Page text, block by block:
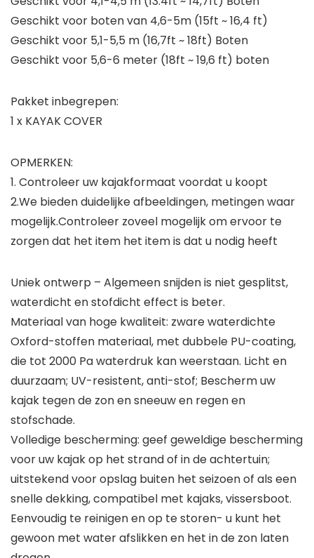
Geschikt voor boten van 4,6-5m (15ft ~ 16,4 ft)
Geschikt voor 5,1-5,5 m (16,7ft ~ 18ft) Boten
Geschikt voor 5,6-6 meter (18ft ~ 19,6 ft) boten
Pakket inbegrepen:
1 x KAYAK COVER
OPMERKEN:
1. Controleer uw kajakformaat voordat u koopt
2.We bieden duidelijke afbeeldingen, metingen waar
mogelijk.Controleer zoveel mogelijk om ervoor te
zorgen dat het item het item is dat u nodig heeft
Uniek ontwerp – Algemeen snijden is niet gesplitst,
waterdicht en stofdicht effect is beter.
Materiaal van hoge kwaliteit: zware waterdichte
Oxford-stoffen materiaal, met dubbele PU-coating,
die tot 2000 Pa waterdruk kan weerstaan. Licht en
duurzaam; UV-resistent, anti-stof; Bescherm uw
kajak tegen de zon en sneeuw en regen en
stofschade.
Volledige bescherming: geef geweldige bescherming
voor uw kajak op het strand of in de achtertuin;
uitstekend voor opslag buiten het seizoen of als een
snelle dekking, compatibel met kajaks, vissersboot.
Eenvoudig te reinigen en op te storen- u kunt het
gewoon met water afslikken en het in de zon laten